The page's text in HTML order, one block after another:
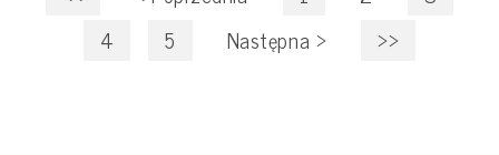
4
5 Następna > >>